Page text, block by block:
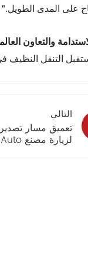
على المدى الطويل."
والتعاون
التنقل النظيف
التالي